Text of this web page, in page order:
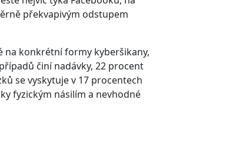
překvapivým odstupem
na konkrétní formy kyberšikany,
činí nadávky, 22 procent
se vyskytuje v 17 procentech
fyzickým násilím a nevhodné